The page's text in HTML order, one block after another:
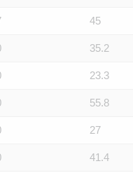
45
35.2
23.3
55.8
27
41.4